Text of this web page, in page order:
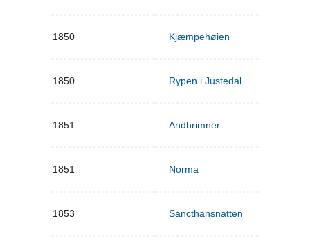
1850 Kjæmpehøien
1850 Rypen i Justedal
1851 Andhrimner
1851 Norma
1853 Sancthansnatten